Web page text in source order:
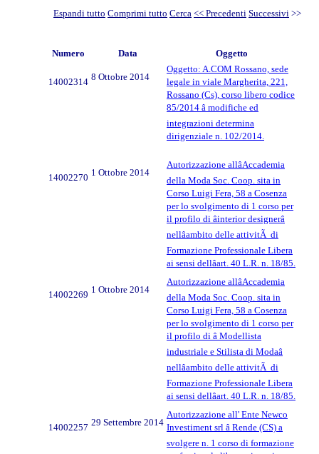
Espandi tutto Comprimi tutto Cerca << Precedenti Successivi >>
Numero Data Oggetto
14002314 8 Ottobre 2014
Oggetto: A.COM Rossano, sede
legale in viale Margherita, 221,
Rossano (Cs), corso libero codice
85/2014 â modifiche ed
integrazioni determina
dirigenziale n. 102/2014.
14002270 1 Ottobre 2014
Autorizzazione allâAccademia
della Moda Soc. Coop. sita in
Corso Luigi Fera, 58 a Cosenza
per lo svolgimento di 1 corso per
il profilo di âinterior designerâ
nellâambito delle attivitÃ di
Formazione Professionale Libera
ai sensi dellâart. 40 L.R. n. 18/85.
14002269 1 Ottobre 2014
Autorizzazione allâAccademia
della Moda Soc. Coop. sita in
Corso Luigi Fera, 58 a Cosenza
per lo svolgimento di 1 corso per
il profilo di â Modellista
industriale e Stilista di Modaâ
nellâambito delle attivitÃ di
Formazione Professionale Libera
ai sensi dellâart. 40 L.R. n. 18/85.
14002257 29 Settembre 2014
Autorizzazione all' Ente Newco
Investiment srl â Rende (CS) a
svolgere n. 1 corso di formazione